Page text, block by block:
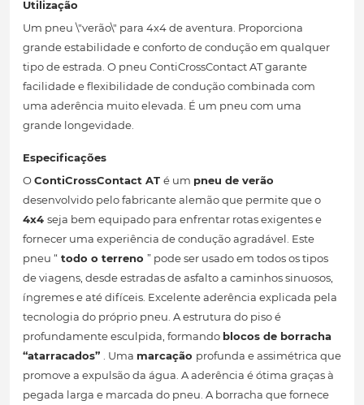
Utilização
Um pneu \"verão\" para 4x4 de aventura. Proporciona
grande estabilidade e conforto de condução em qualquer
tipo de estrada. O pneu ContiCrossContact AT garante
facilidade e flexibilidade de condução combinada com
uma aderência muito elevada. É um pneu com uma
grande longevidade.
Especificações
OContiCrossContact AT é um pneu de verão
desenvolvido pelo fabricante alemão que permite que o
4x4 seja bem equipado para enfrentar rotas exigentes e
fornecer uma experiência de condução agradável. Este
pneu “ todo o terreno ” pode ser usado em todos os tipos
de viagens, desde estradas de asfalto a caminhos sinuosos,
íngremes e até difíceis. Excelente aderência explicada pela
tecnologia do próprio pneu. A estrutura do piso é
profundamente esculpida, formando blocos de borracha
“atarracados” . Uma marcação profunda e assimétrica que
promove a expulsão da água. A aderência é ótima graças à
pegada larga e marcada do pneu. A borracha que fornece